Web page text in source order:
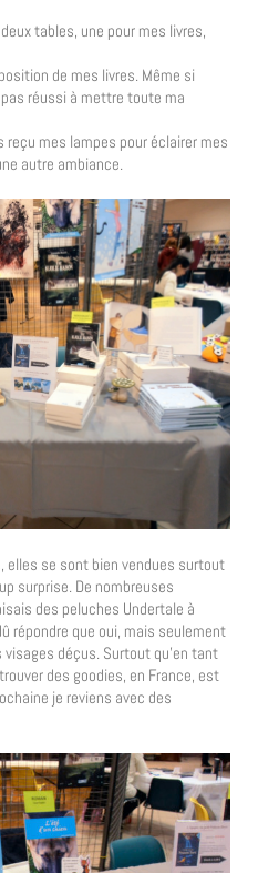
tables, une pour mes livres,
de mes livres. Même si
pas réussi à mettre toute ma
reçu mes lampes pour éclairer mes
autre ambiance.
elles se sont bien vendues surtout
surprise. De nombreuses
des peluches Undertale à
répondre que oui, mais seulement
déçus. Surtout qu’en tant
des goodies, en France, est
je reviens avec des